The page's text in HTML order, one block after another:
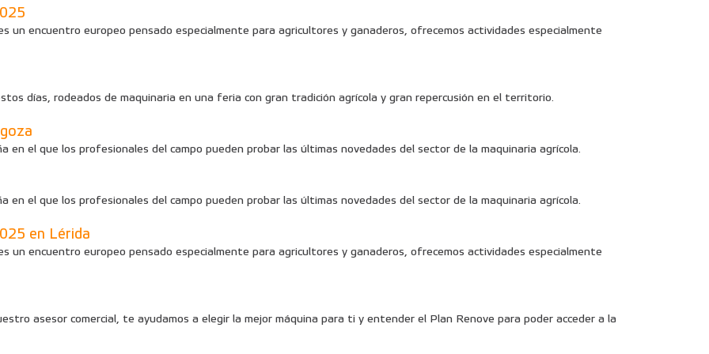
un encuentro europeo pensado especialmente para agricultores y ganaderos, ofrecemos actividades especialmente
días, rodeados de maquinaria en una feria con gran tradición agrícola y gran repercusión en el territorio.
en el que los profesionales del campo pueden probar las últimas novedades del sector de la maquinaria agrícola.
en el que los profesionales del campo pueden probar las últimas novedades del sector de la maquinaria agrícola.
en Lérida
un encuentro europeo pensado especialmente para agricultores y ganaderos, ofrecemos actividades especialmente
asesor comercial, te ayudamos a elegir la mejor máquina para ti y entender el Plan Renove para poder acceder a la